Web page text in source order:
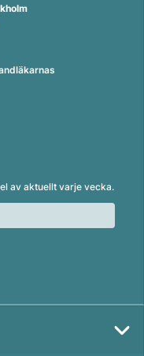
av aktuellt varje vecka.